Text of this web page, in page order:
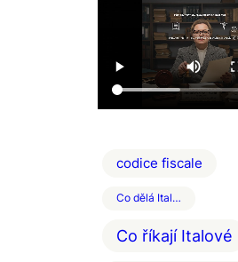
codice fiscale
Co dělá Ital…
Co říkají Italové